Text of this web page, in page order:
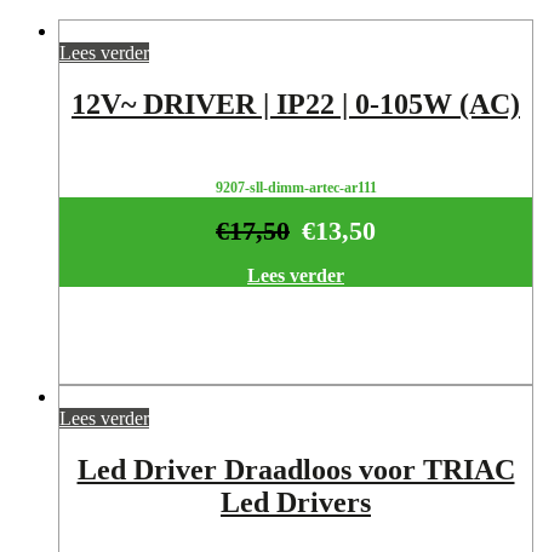
Lees verder
12V~ DRIVER | IP22 | 0-105W (AC)
9207-sll-dimm-artec-ar111
€13,50
€17,50
Lees verder
Lees verder
Led Driver Draadloos voor TRIAC
Led Drivers